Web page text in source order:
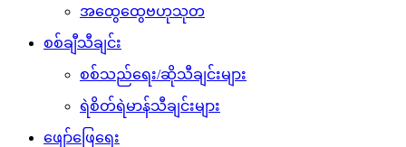
အထွေထွေဗဟုသုတ
စစ်ချီသီချင်း
စစ်သည်ရေး/ဆိုသီချင်းများ
ရဲစိတ်ရဲမာန်သီချင်းများ
ဖျော်ဖြေရေး